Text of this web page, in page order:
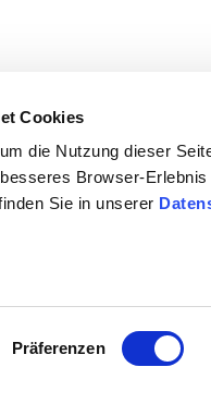
Cookies
die Nutzung dieser
Browser-
Sie in unserer
Präferenzen